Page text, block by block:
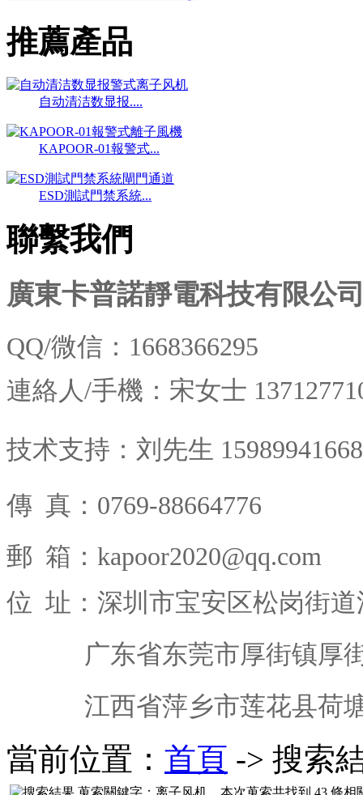
推薦產品
自动清洁数显报....
KAPOOR-01報警式...
ESD測試門禁系統...
聯繫我們
廣東卡普諾靜電科技有限公
QQ/微信：1668366295
連絡人/手機：宋女士
技术支持：刘先生 15989941668
傳 真 ：0769-88664776
郵 箱：kapoor2020@qq.com
位 址：深圳市宝安区松岗街道
广东省东莞市厚街镇厚街
江西省萍乡市莲花县荷塘
當前位置： 首頁 -> 搜索
蒐索關鍵字： 离子风机 ，本次蒐索共找到 43 條相